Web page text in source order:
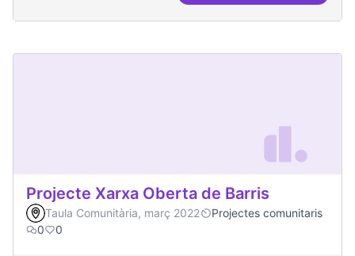
Projecte Xarxa Oberta de Barris
Taula Comunitària, març 2022
Projectes comunitaris
0
0